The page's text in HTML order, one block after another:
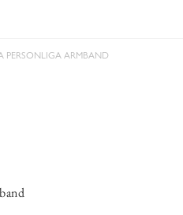
PERSONLIGA ARMBAND